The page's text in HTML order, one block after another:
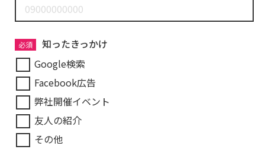
必須
知ったきっかけ
Google検索
Facebook広告
弊社開催イベント
友人の紹介
その他